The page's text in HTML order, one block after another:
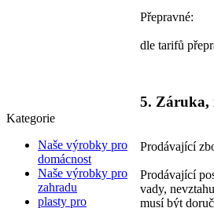
Kategorie
Naše výrobky pro
domácnost
Naše výrobky pro
zahradu
plasty pro
Přepravné:
dle tarifů
5. Záruka,
Prodávající
Prodávající
vady,
musí být